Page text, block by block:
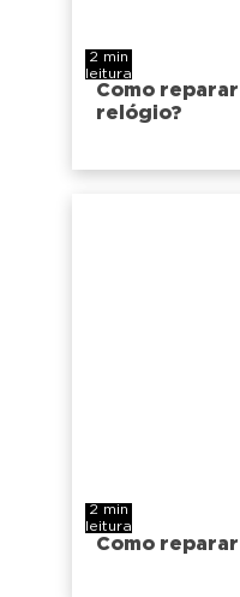
2 min
leitura
Como
relógio?
2 min
leitura
Como